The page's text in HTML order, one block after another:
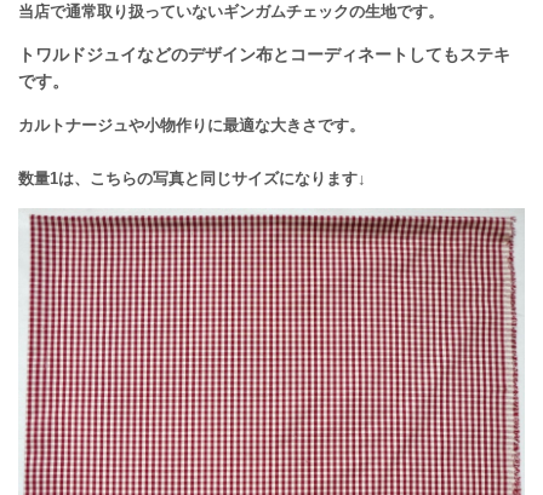
当店で通常取り扱っていないギンガムチェックの生地です。
トワルドジュイなどのデザイン布とコーディネートしてもステキ
です。
カルトナージュや小物作りに最適な大きさです。
数量1は、こちらの写真と同じサイズになります↓